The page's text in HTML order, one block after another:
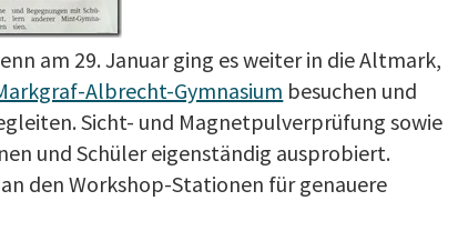
am 29. Januar ging es weiter in die Altmark,
Albrecht-Gymnasium besuchen und
Sicht- und Magnetpulverprüfung sowie
und Schüler eigenständig ausprobiert.
den Workshop-Stationen für genauere